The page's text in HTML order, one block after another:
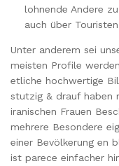
lohnende Andere
auch über
Unter anderem sei
meisten Profile
etliche hochwertige
stutzig & drauf haben
iranischen Frauen
mehrere Besondere
einer Bevölkerung en
ist parece einfacher